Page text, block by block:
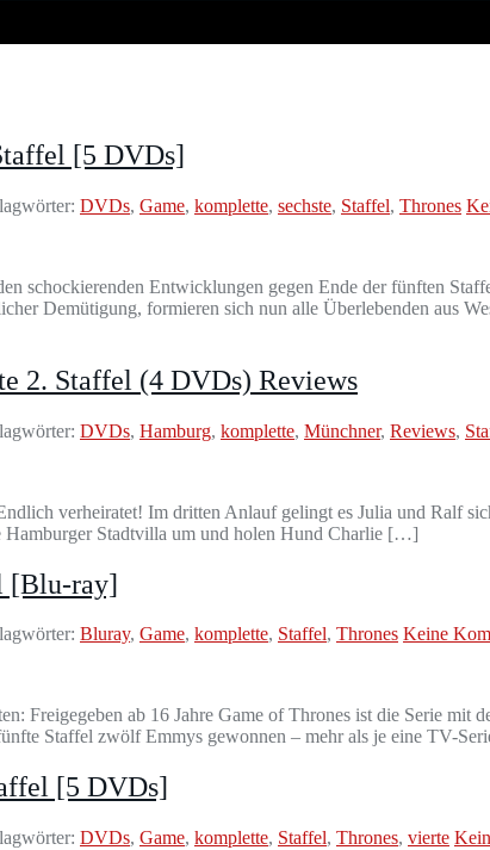
[5 DVDs]
DVDs, Game, komplette, sechste, Staffel, Thrones
schockierenden Entwicklungen gegen Ende der fünften
Demütigung, formieren sich nun alle Überlebenden aus
2. Staffel (4 DVDs) Reviews
DVDs, Hamburg, komplette, Münchner, Reviews,
verheiratet! Im dritten Anlauf gelingt es Julia und Ralf
Hamburger Stadtvilla um und holen Hund Charlie […]
[Blu-ray]
Bluray, Game, komplette, Staffel, Thrones Keine
Freigegeben ab 16 Jahre Game of Thrones ist die Serie
Staffel zwölf Emmys gewonnen – mehr als je eine TV-
[5 DVDs]
DVDs, Game, komplette, Staffel, Thrones, vierte